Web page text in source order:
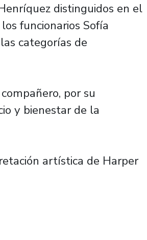
distinguidos en el
funcionarios Sofía
categorías de
por su
y bienestar de la
artística de Harper